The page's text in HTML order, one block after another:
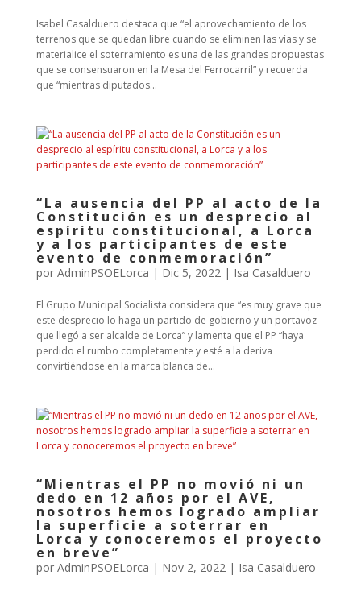
Isabel Casalduero destaca que “el aprovechamiento de los
terrenos que se quedan libre cuando se eliminen las vías y se
materialice el soterramiento es una de las grandes propuestas
que se consensuaron en la Mesa del Ferrocarril” y recuerda
que “mientras diputados...
“La ausencia del PP al acto de la
Constitución es un desprecio al
espíritu constitucional, a Lorca
y a los participantes de este
evento de conmemoración”
por AdminPSOELorca | Dic 5, 2022| Isa Casalduero
El Grupo Municipal Socialista considera que “es muy grave que
este desprecio lo haga un partido de gobierno y un portavoz
que llegó a ser alcalde de Lorca” y lamenta que el PP “haya
perdido el rumbo completamente y esté a la deriva
convirtiéndose en la marca blanca de...
“Mientras el PP no movió ni un
dedo en 12 años por el AVE,
nosotros hemos logrado ampliar
la superficie a soterrar en
Lorca y conoceremos el proyecto
en breve”
por AdminPSOELorca | Nov 2, 2022| Isa Casalduero